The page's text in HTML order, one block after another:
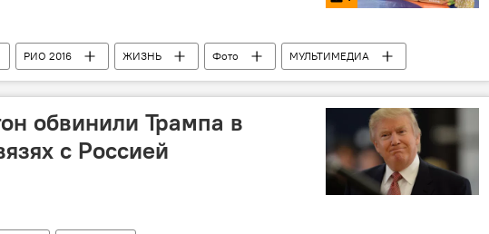
РИО 2016 ЖИЗНЬ Фото МУЛЬТИМЕДИА
обвинили Трампа в
с Россией